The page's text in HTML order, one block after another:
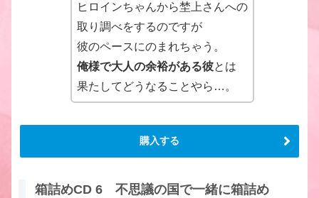
ヒロインちゃんから埜上さんへの
取り調べをするのですが
彼のペースにのまれちゃう。
俺様で大人の余裕がある彼とは
果たしてどうなることやら…。
購入する
箱詰めCD 6 不思議の国で一緒に箱詰め